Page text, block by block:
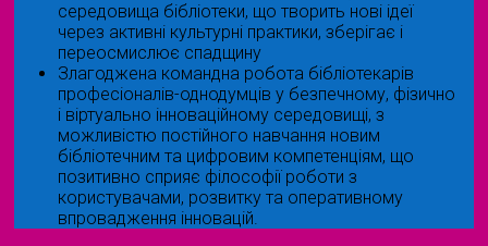
середовища бібліотеки, що творить нові ідеї
через активні культурні практики, зберігає і
переосмислює спадщину
Злагоджена командна робота бібліотекарів
професіоналів-однодумців у безпечному, фізично
і віртуально інноваційному середовищі, з
можливістю постійного навчання новим
бібліотечним та цифровим компетенціям, що
позитивно сприяє філософії роботи з
користувачами, розвитку та оперативному
впровадження інновацій.